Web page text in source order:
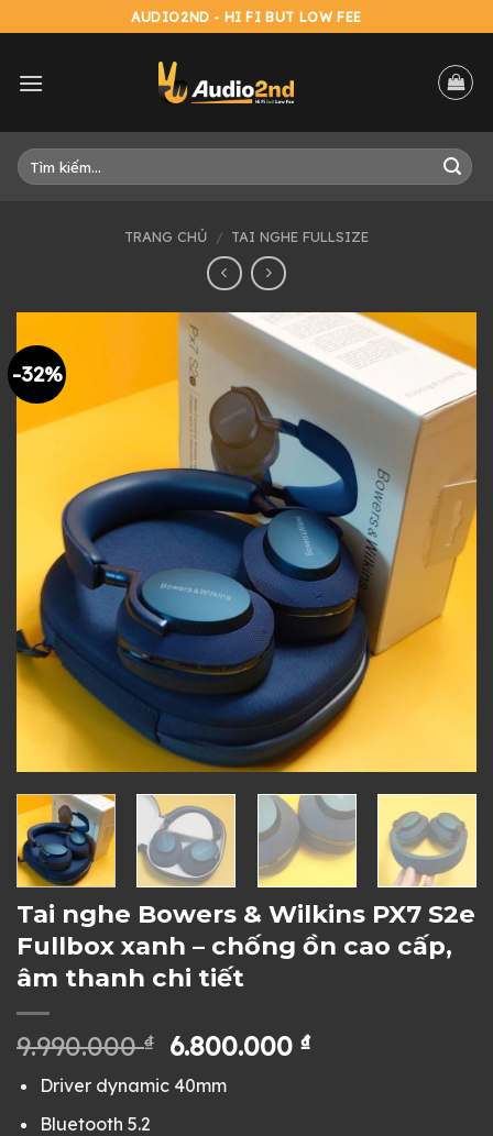
to
AUDIO2ND - HI FI BUT LOW FEE
Tìm
kiếm:
TRANG CHỦ / TAI NGHE FULLSIZE
-32%
Tai nghe Bowers & Wilkins PX7 S2e
Fullbox xanh – chống ồn cao cấp,
âm thanh chi tiết
9.990.000₫
Giá
gốc
là:
6.800.000₫Giá
Driver dynamic 40mm
Bluetooth 5.2